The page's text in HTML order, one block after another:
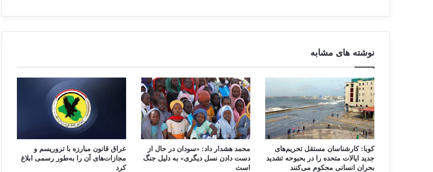
حمله پهپادی امریکا به کابل جنایت جنگی
بود
هزینه های دو دهه جنگ در افغانستان:
مقاطعه‌کاران، برندگان واقعی جنگ
نوشته های مشابه
کوبا: کارشناسان مستقل تحریم‌های
جدید ایالات متحده را در بحبوحه تشدید
بحران انسانی محکوم می‌کنند
محمد هشدار داد: «سودان در حال از
دست دادن نسل دیگری» به دلیل جنگ
است
عراق قانون مبارزه با تروریسم و
مجازات‌های آن را به‌طور رسمی ابلاغ
کرد